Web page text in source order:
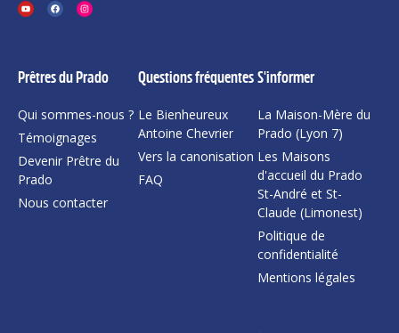
Prêtres du Prado
Qui sommes-nous ?
Témoignages
Devenir Prêtre du
Prado
Nous contacter
Questions fréquentes
Le Bienheureux
Antoine Chevrier
Vers la canonisation
FAQ
S'informer
La Maison-Mère du
Prado (Lyon 7)
Les Maisons
d'accueil du Prado
St-André et St-
Claude (Limonest)
Politique de
confidentialité
Mentions légales